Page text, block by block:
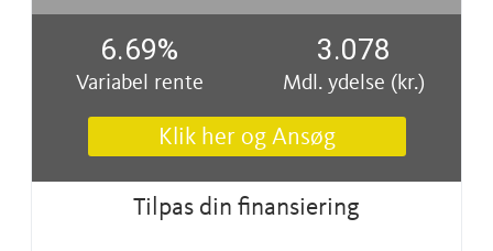
6.69%
Variabel rente
3.078
Mdl. ydelse (kr.)
Klik her og Ansøg
Tilpas din finansiering